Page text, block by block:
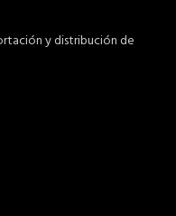
y distribución de